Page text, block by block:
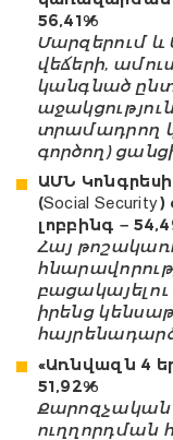
56,41%
Մարզերում
վեճերի,
կանգնած
տրամադրող
գործող)
ԱՄՆ
(Social
լոբբինգ –
Հայ
իրենց
«Առնվազն 4
51,92%
Քարոզչական
ուղղորդման